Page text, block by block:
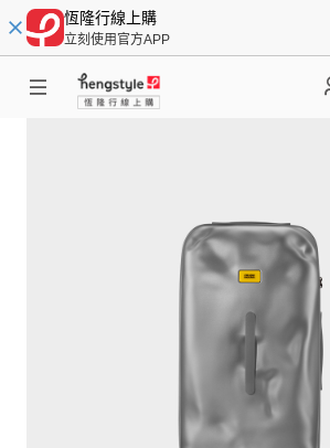
恆隆行線上購
立刻使用官方APP